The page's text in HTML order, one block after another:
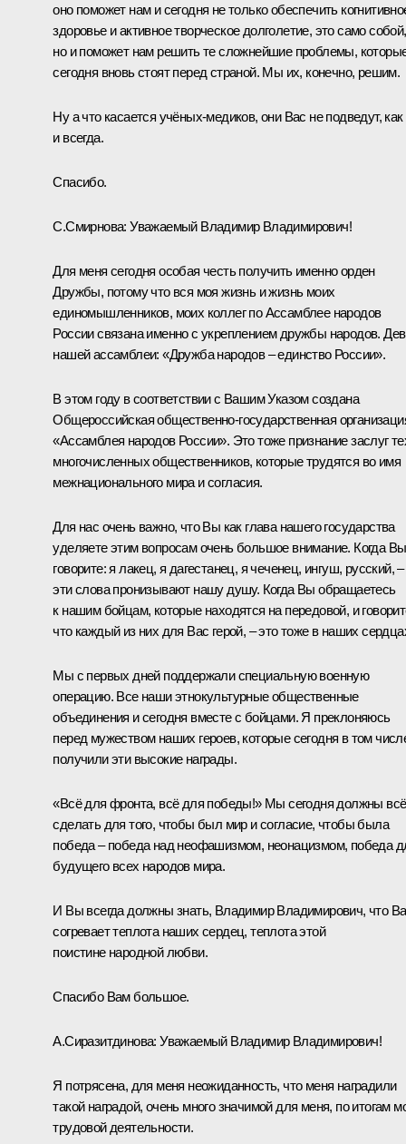
оно поможет нам и сегодня не только обеспечить
здоровье и активное творческое долголетие, это само собой,
но и поможет нам решить те сложнейшие проблемы,
сегодня вновь стоят перед страной. Мы их, конечно, решим.
Ну а что касается учёных-медиков, они Вас не подведут, как
и всегда.
Спасибо.
С.Смирнова: Уважаемый Владимир Владимирович!
Для меня сегодня особая честь получить именно орден
Дружбы, потому что вся моя жизнь и жизнь моих
единомышленников, моих коллег по Ассамблее народов
России связана именно с укреплением дружбы народов.
нашей ассамблеи: «Дружба народов – единство России».
В этом году в соответствии с Вашим Указом создана
Общероссийская общественно-государственная
«Ассамблея народов России». Это тоже признание заслуг
многочисленных общественников, которые трудятся во имя
межнационального мира и согласия.
Для нас очень важно, что Вы как глава нашего государства
уделяете этим вопросам очень большое внимание. Когда Вы
говорите: я лакец, я дагестанец, я чеченец, ингуш, русский, –
эти слова пронизывают нашу душу. Когда Вы обращаетесь
к нашим бойцам, которые находятся на передовой, и
что каждый из них для Вас герой, – это тоже в наших
Мы с первых дней поддержали специальную военную
операцию. Все наши этнокультурные общественные
объединения и сегодня вместе с бойцами. Я преклоняюсь
перед мужеством наших героев, которые сегодня в том
получили эти высокие награды.
«Всё для фронта, всё для победы!» Мы сегодня должны всё
сделать для того, чтобы был мир и согласие, чтобы была
победа – победа над неофашизмом, неонацизмом, победа
будущего всех народов мира.
И Вы всегда должны знать, Владимир Владимирович, что
согревает теплота наших сердец, теплота этой
поистине народной любви.
Спасибо Вам большое.
А.Сиразитдинова: Уважаемый Владимир Владимирович!
Я потрясена, для меня неожиданность, что меня наградили
такой наградой, очень много значимой для меня, по итогам
трудовой деятельности.